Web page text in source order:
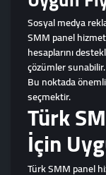
Sosyal medya
SMM panel
hesaplarını
çözümler sunabilir.
Bu noktada
seçmektir.
Türk
İçin
Türk SMM panel